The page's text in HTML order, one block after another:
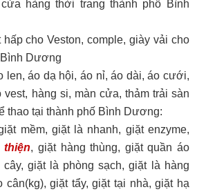
hàng thời trang thành phố Bình
cho Veston, comple, giày vải cho
Dương
len, áo dạ hội, áo nỉ, áo dài, áo cưới,
hàng si, màn cửa, thảm trải sàn
thao tại thành phố Bình Dương:
mềm, giặt là nhanh, giặt enzyme,
thiện, giặt hàng thùng, giặt quần áo
giặt là phòng sạch, giặt là hàng
cân(kg), giặt tẩy, giặt tại nhà, giặt hạ